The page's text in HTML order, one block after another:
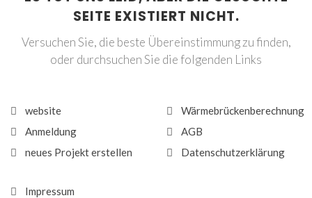
SEITE EXISTIERT NICHT.
Versuchen Sie, die beste Übereinstimmung zu finden,
oder durchsuchen Sie die folgenden Links
website
Anmeldung
neues Projekt erstellen
Wärmebrückenberechnung
AGB
Datenschutzerklärung
Impressum